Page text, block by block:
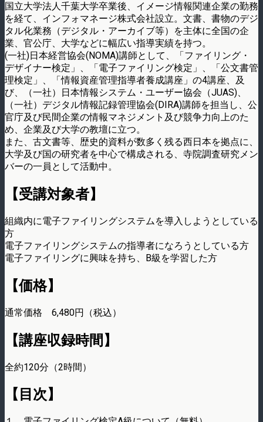
国立大学法人千葉大学卒業後、イメージ情報関連企業の勤務
を経て、インフォマネージ株式会社設立。文書、書物のデジ
タル化業務（デジタル・アーカイブ等）を主体に全国の企
業、官公庁、大学などに幅広い指導実績を持つ。
(一社)日本経営協会(NOMA)講師として、「ファイリング・
デザイナー検定」、「電子ファイリング検定」、「公文書管
理検定」、「情報資産管理指導者養成講座」の4講座、及
び、（一社）日本情報システム・ユーザー協会（JUAS)、
（一社）デジタル情報記録管理協会(DIRA)講師を担当し、公
官庁及び民間企業の情報マネジメント及び競争力向上のた
め、企業及び大学の教壇に立つ。
また、古文書等、歴史的資料が数多く残る西日本を拠点に、
大学及び国の研究者を中心で構成される、寺院調査研究メン
バーの一員として活動中。
【受講対象者】
組織内に電子ファイリングシステムを導入しようとしている
方
電子ファイリングシステムの指導者になろうとしている方
電子ファイリングに興味を持ち、B級を学習した方
【価格】
通常価格 6,480円（税込）
【講座収録時間】
全約120分（2時間）
【目次】